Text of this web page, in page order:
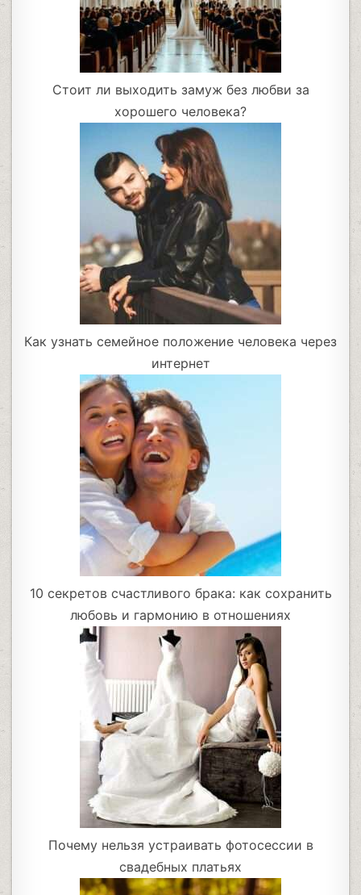
Стоит ли выходить замуж без любви за
хорошего человека?
Как узнать семейное положение человека через
интернет
10 секретов счастливого брака: как сохранить
любовь и гармонию в отношениях
Почему нельзя устраивать фотосессии в
свадебных платьях